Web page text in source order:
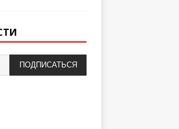
ПОДПИСАТЬСЯ